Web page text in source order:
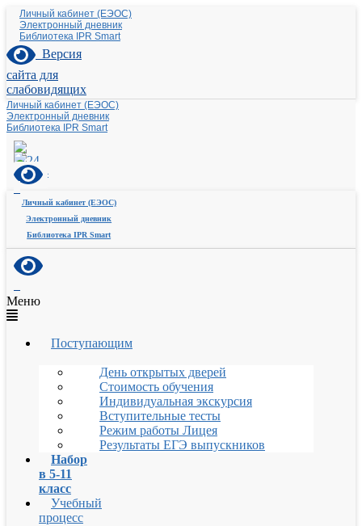
Личный кабинет (ЕЭОС)
Электронный дневник
Библиотека IPR Smart
Версия
сайта для
слабовидящих
Личный кабинет (ЕЭОС)
Электронный дневник
Библиотека IPR Smart
Личный кабинет (ЕЭОС)
Электронный дневник
Библиотека IPR Smart
Меню
Поступающим
День открытых дверей
Стоимость обучения
Индивидуальная экскурсия
Вступительные тесты
Режим работы Лицея
Результаты ЕГЭ выпускников
Набор
в 5-11
класс
Учебный
процесс